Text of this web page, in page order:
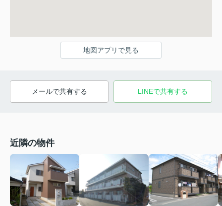
地図アプリで見る
メールで共有する LINEで共有する
近隣の物件